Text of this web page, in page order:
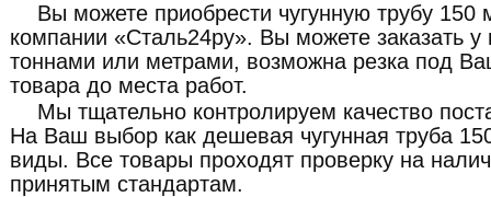
Вы можете приобрести чугунную трубу 150
компании «Сталь24ру». Вы можете заказать
тоннами или метрами, возможна резка под
товара до места работ.
Мы тщательно контролируем качество
На Ваш выбор как дешевая чугунная труба
виды. Все товары проходят проверку на
принятым стандартам.